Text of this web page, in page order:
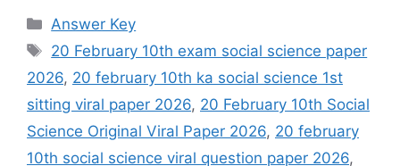
Categories
Answer Key
Tags
20 February 10th exam social science paper
2026, 20 february 10th ka social science 1st
sitting viral paper 2026, 20 February 10th Social
Science Original Viral Paper 2026, 20 february
10th social science viral question paper 2026,